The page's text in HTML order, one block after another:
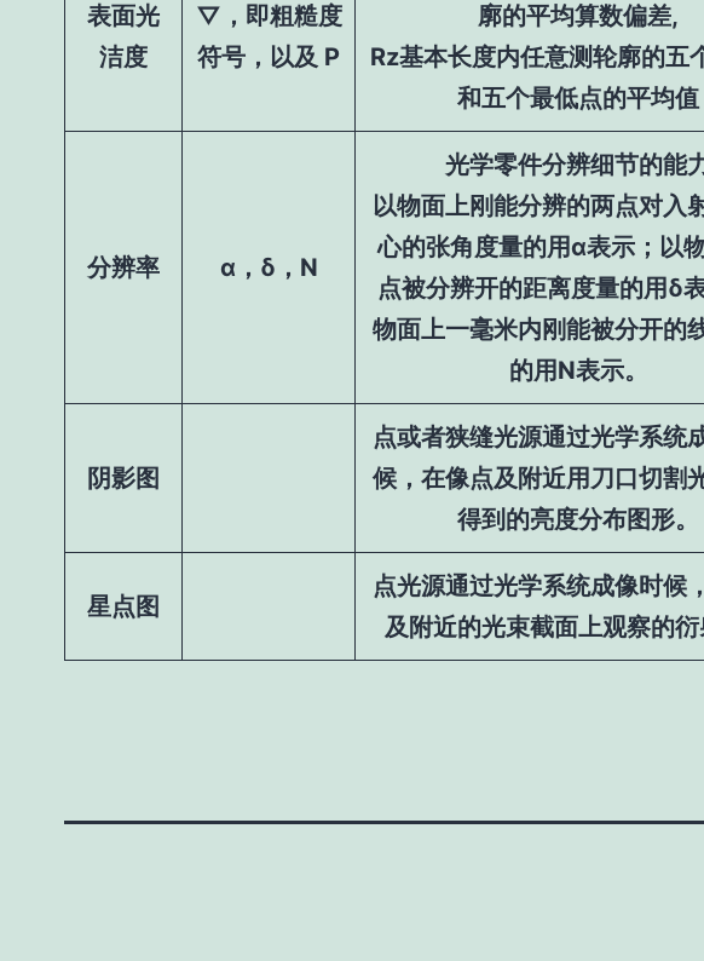
表面光
洁度
▽，即粗糙度
符号，以及 P
廓的平均算数偏差,
Rz基本长度内任意测轮廓的五
和五个最低点的平均值
分辨率 α，δ，N
光学零件分辨细节的能
以物面上刚能分辨的两点对入
心的张角度量的用α表示；以
点被分辨开的距离度量的用δ
物面上一毫米内刚能被分开的
的用N表示。
阴影图
点或者狭缝光源通过光学系统
候，在像点及附近用刀口切割
得到的亮度分布图形。
星点图
点光源通过光学系统成像时候
及附近的光束截面上观察的